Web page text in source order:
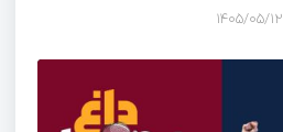
۱۴۰۵/۰۵/۱۲